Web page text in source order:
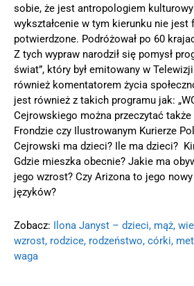
sobie, że jest antropologiem
wykształcenie w tym kierunku nie jest
potwierdzone. Podróżował po 60
Z tych wypraw narodził się pomysł
świat”, który był emitowany w
również komentatorem życia
jest również z takich programu jak:
Cejrowskiego można przeczytać
Frondzie czy Ilustrowanym Kurierze
Cejrowski ma dzieci? Ile ma dzieci?
Gdzie mieszka obecnie? Jakie ma
jego wzrost? Czy Arizona to jego
języków?
Zobacz: Ilona Janyst – dzieci, mąż,
wzrost, rodzice, rodzeństwo, córki,
waga